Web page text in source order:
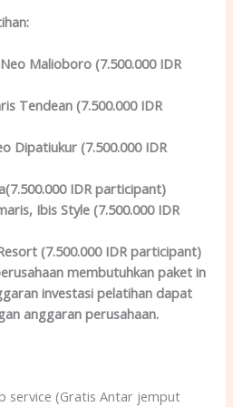
:
Malioboro (7.500.000 IDR
Tendean (7.500.000 IDR
Dipatiukur (7.500.000 IDR
IDR participant)
Ibis Style (7.500.000 IDR
(7.500.000 IDR participant)
membutuhkan paket in
investasi pelatihan dapat
anggaran perusahaan.
service (Gratis Antar jemput